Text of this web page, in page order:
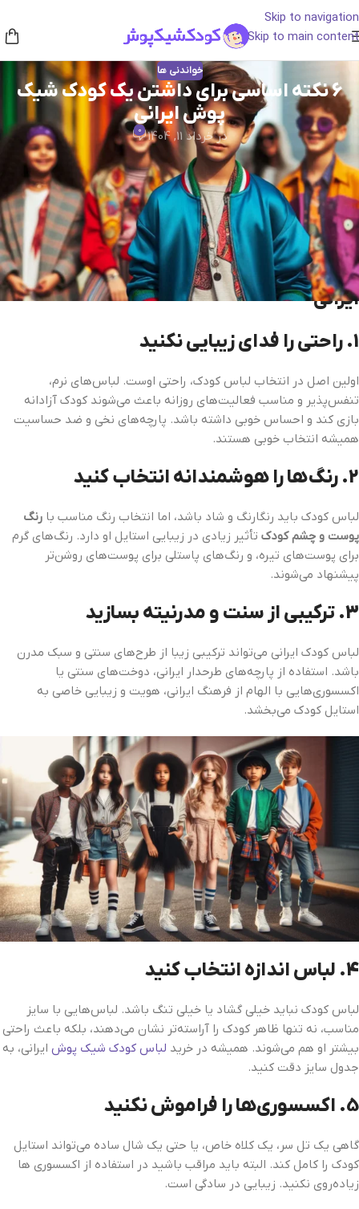
Skip to navigation
Skip to main content
خواندنی ها
6 نکته اساسی برای داشتن یک کودک شیک‌
پوش ایرانی
در خرداد 11, 1404 0
آیا دوست دارید فرزندتان همیشه خوش‌لباس، مرتب و خاص به نظر
برسد؟ داشتنکودک شیک‌ پوشایرانی فقط به زیبایی لباس محدود
نمی‌شود؛ بلکه ترکیبی از راحتی، سلیقه، فرهنگ و توجه به جزئیات است.
در این مقاله از «کودک شیک‌ پوش» همراه ما باشید تا با ۶ نکته مهم برای
داشتن یک کودک شیک‌ پوش ایرانی آشنا شوید.
6 نکته اساسی برای داشتن کودک شیک‌ پوش
ایرانی
1. راحتی را فدای زیبایی نکنید
اولین اصل در انتخاب لباس کودک، راحتی اوست. لباس‌های نرم،
تنفس‌پذیر و مناسب فعالیت‌های روزانه باعث می‌شوند کودک آزادانه
بازی کند و احساس خوبی داشته باشد. پارچه‌های نخی و ضد حساسیت
همیشه انتخاب خوبی هستند.
2. رنگ‌ها را هوشمندانه انتخاب کنید
لباس کودک باید رنگارنگ و شاد باشد، اما انتخاب رنگ مناسب با رنگ
پوست و چشم کودک تأثیر زیادی در زیبایی استایل او دارد. رنگ‌های گرم
برای پوست‌های تیره، و رنگ‌های پاستلی برای پوست‌های روشن‌تر
پیشنهاد می‌شوند.
3. ترکیبی از سنت و مدرنیته بسازید
لباس کودک ایرانی می‌تواند ترکیبی زیبا از طرح‌های سنتی و سبک مدرن
باشد. استفاده از پارچه‌های طرحدار ایرانی، دوخت‌های سنتی یا
اکسسوری‌هایی با الهام از فرهنگ ایرانی، هویت و زیبایی خاصی به
استایل کودک می‌بخشد.
4. لباس اندازه انتخاب کنید
لباس کودک نباید خیلی گشاد یا خیلی تنگ باشد. لباس‌هایی با سایز
مناسب، نه تنها ظاهر کودک را آراسته‌تر نشان می‌دهند، بلکه باعث راحتی
بیشتر او هم می‌شوند. همیشه در خرید لباس کودک شیک‌ پوش ایرانی، به
جدول سایز دقت کنید.
5. اکسسوری‌ها را فراموش نکنید
گاهی یک تل سر، یک کلاه خاص، یا حتی یک شال ساده می‌تواند استایل
کودک را کامل کند. البته باید مراقب باشید در استفاده از اکسسوری‌ ها
زیاده‌روی نکنید. زیبایی در سادگی است.